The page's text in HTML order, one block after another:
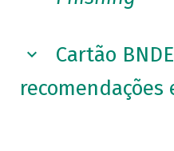
Cartão
recomendações